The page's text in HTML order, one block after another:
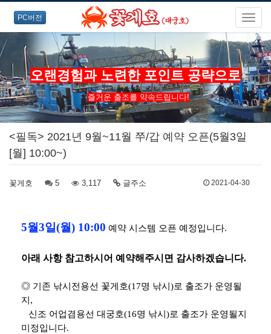
PC버전
오랜경험과 노련한 포인트 공략으로
즐거운 출조를 약속드립니다!
<필독> 2021년 9월~11월 쭈/갑 예약 오픈(5월3일
[월] 10:00~)
꽃게호 5 3,117 글주소 2021-04-30
5월3일(월) 10:00 예약 시스템 오픈 예정입니다.
아래 사항 참고하시어 예약해주시면 감사하겠습니다.
◎ 기존 낚시전용선 꽃게호(17명 낚시)로 출조가 운영될
지,
신조 어업겸용선 대궁호(16명 낚시)로 출조가 운영될지
미정입니다.